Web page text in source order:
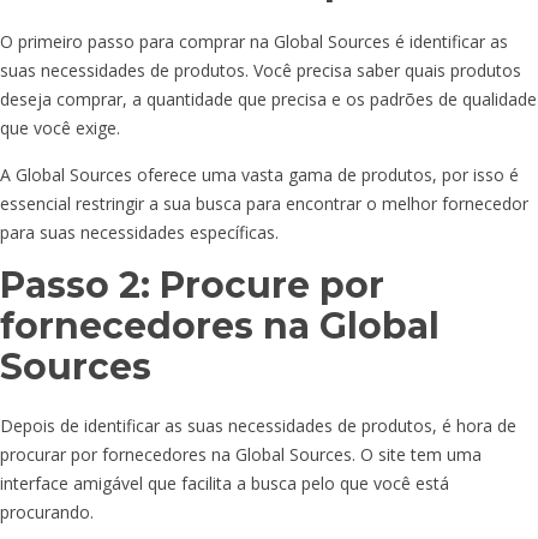
O primeiro passo para comprar na Global Sources é identificar as
suas necessidades de produtos. Você precisa saber quais produtos
deseja comprar, a quantidade que precisa e os padrões de qualidade
que você exige.
A Global Sources oferece uma vasta gama de produtos, por isso é
essencial restringir a sua busca para encontrar o melhor fornecedor
para suas necessidades específicas.
Passo 2: Procure por
fornecedores na Global
Sources
Depois de identificar as suas necessidades de produtos, é hora de
procurar por fornecedores na Global Sources. O site tem uma
interface amigável que facilita a busca pelo que você está
procurando.